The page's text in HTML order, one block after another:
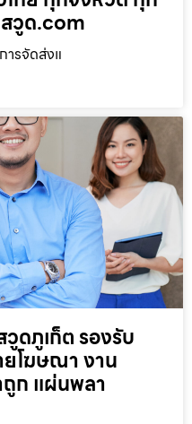
วูด.com
ารจัดส่งแ
ดภูเก็ต รองรับ
ยโฆษณา งาน
ก แผ่นพลา